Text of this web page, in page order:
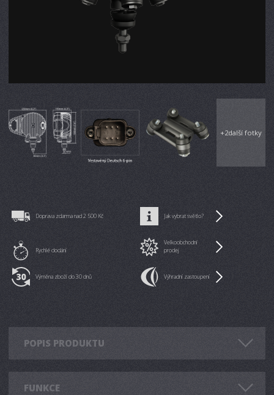
+2další fotky
Doprava zdarma nad 2 500 Kč Jak vybrat světlo?
Rychlé dodání
Velkoobchodní
prodej
Výměna zboží do 30 dnů Výhradní zastoupení
POPIS PRODUKTU
FUNKCE